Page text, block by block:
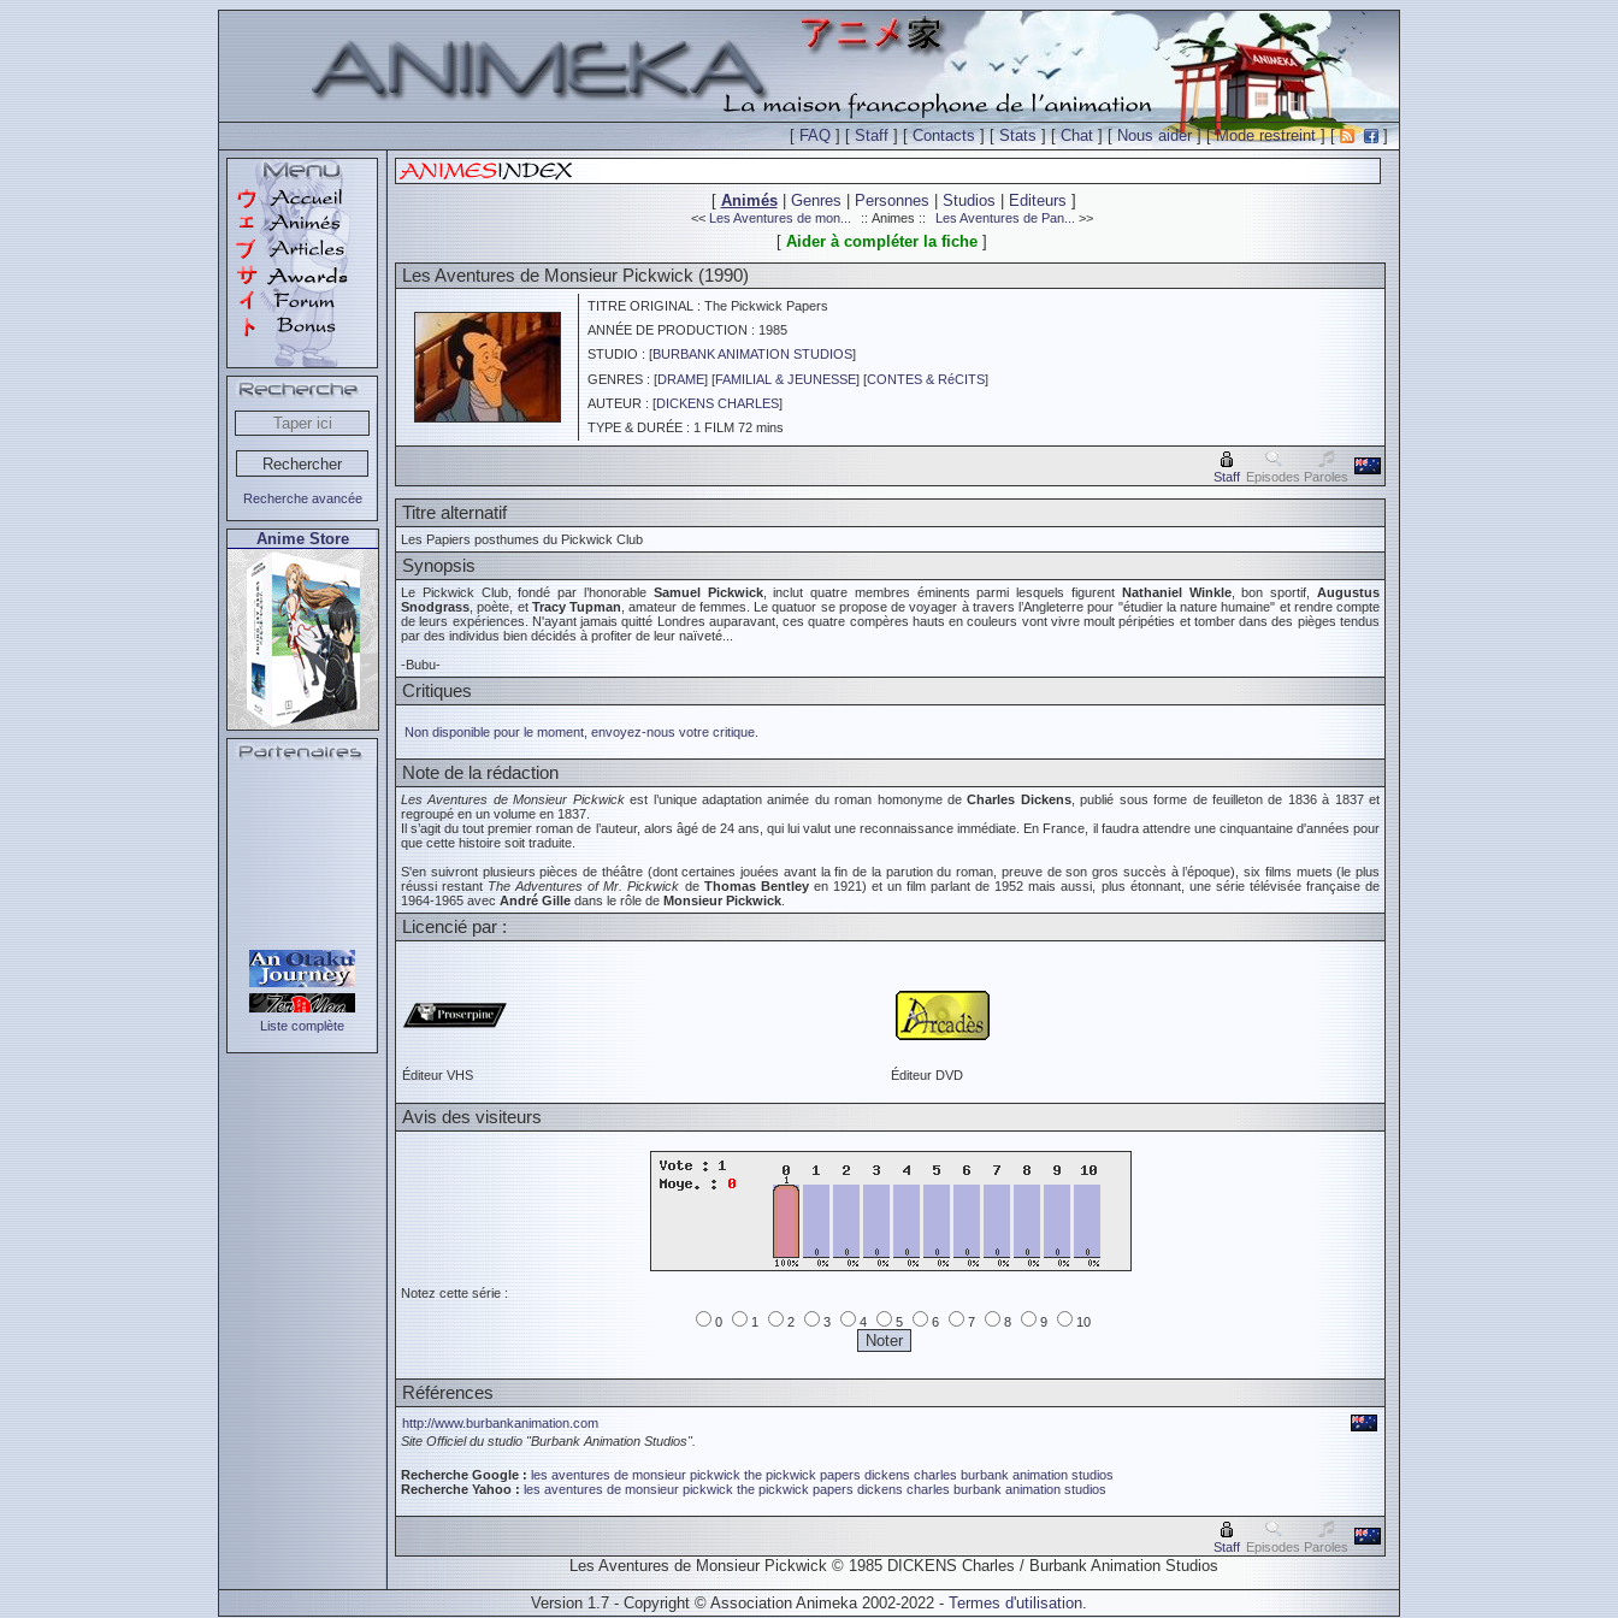
[FAQ ] [Staff ] [Contacts] [Stats] [Chat] [Nous aider] [Mode restreint] [ ]
Recherche avancée
Anime Store
Liste complète
[ Animés| Genres Personnes Studios Editeurs ]
<< Les Aventures de mon... :: Animes :: Les Aventures de Pan... >>
[ Aider à compléter la fiche]
Les Aventures de Monsieur Pickwick (1990)
TITRE ORIGINAL : The Pickwick Papers
ANNÉE DE PRODUCTION : 1985
STUDIO : [BURBANK ANIMATION STUDIOS]
GENRES : [DRAME] [FAMILIAL & JEUNESSE] [CONTES & RéCITS]
AUTEUR : [DICKENS CHARLES]
TYPE & DURÉE : 1 FILM 72 mins
Staff Episodes Paroles
Titre alternatif
Les Papiers posthumes du Pickwick Club
Synopsis
Le Pickwick Club, fondé par l’honorable Samuel Pickwick, inclut quatre membres éminents parmi lesquels figurent Nathaniel Winkle, bon sportif,Augustus
Snodgrass , poète, et Tracy Tupman , amateur de femmes. Le quatuor se propose de voyager à travers l’Angleterre pour "étudier la nature humaine" et rendre compte
de leurs expériences. N'ayant jamais quitté Londres auparavant, ces quatre compères hauts en couleurs vont vivre moult péripéties et tomber dans des pièges tendus
par des individus bien décidés à profiter de leur naïveté...
-Bubu-
Critiques
Non disponible pour le moment, envoyez-nous votre critique.
Note de la rédaction
Les Aventures de Monsieur Pickwickest l’unique adaptation animée du roman homonyme deCharles Dickens, publié sous forme de feuilleton de 1836 à 1837 et
regroupé en un volume en 1837.
Il s’agit du tout premier roman de l’auteur, alors âgé de 24 ans, qui lui valut une reconnaissance immédiate. En France, il faudra attendre une cinquantaine d'années pour
que cette histoire soit traduite.
S'en suivront plusieurs pièces de théâtre (dont certaines jouées avant la fin de la parution du roman, preuve de son gros succès à l’époque), six films muets (le plus
réussi restant The Adventures of Mr. Pickwick de Thomas Bentleyen 1921) et un film parlant de 1952 mais aussi, plus étonnant, une série télévisée française de
1964-1965 avec André Gille dans le rôle de Monsieur Pickwick
Licencié par :
Éditeur VHS Éditeur DVD
Avis des visiteurs
Notez cette série :
0
1 2 3 4 5 6 7 8 9 10
Références
http://www.burbankanimation.com
Site Officiel du studio "Burbank Animation Studios".
Recherche Google : les aventures de monsieur pickwick the pickwick papers dickens charles burbank animation studios
Recherche Yahoo : les aventures de monsieur pickwick the pickwick papers dickens charles burbank animation studios
Staff Episodes Paroles
Les Aventures de Monsieur Pickwick © 1985 DICKENS Charles / Burbank Animation Studios
Version 1.7 - Copyright © Association Animeka 2002-2022 - Termes d'utilisation.